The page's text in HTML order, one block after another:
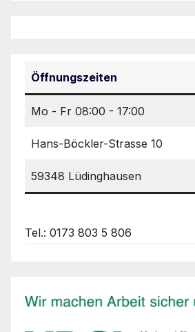
Öffnungszeiten
Mo - Fr 08:00 - 17:00
Hans-Böckler-Strasse 10
59348 Lüdinghausen
Tel.: 0173 803 5 806